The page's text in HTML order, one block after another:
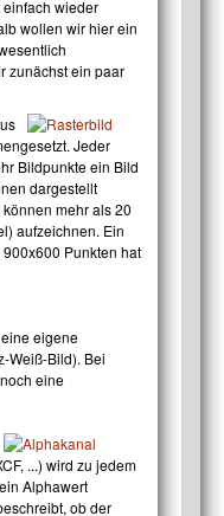
wieder
wollen wir hier ein
zunächst ein paar
Jeder
Bildpunkte ein Bild
dargestellt
mehr als 20
aufzeichnen. Ein
Punkten hat
eigene
Weiß-Bild). Bei
eine
...) wird zu jedem
Alphawert
ob der